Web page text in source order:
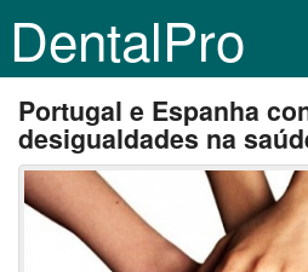
DentalPro
Portugal e Espanha
desigualdades na